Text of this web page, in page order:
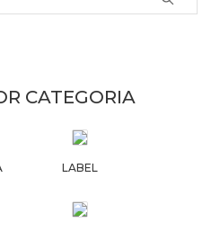
CATEGORIA
LABEL